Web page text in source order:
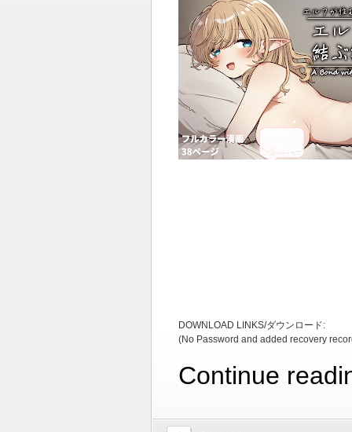
DOWNLOAD LINKS/ダウンロード:
(No Password and added recovery
Continue